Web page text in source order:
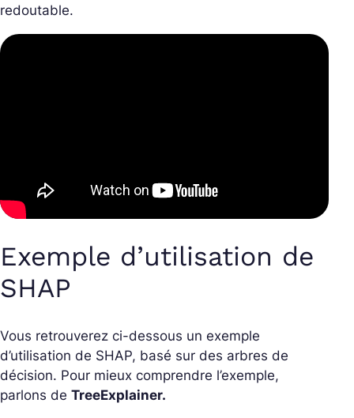
redoutable.
Exemple d’utilisation de
SHAP
Vous retrouverez ci-dessous un exemple
d’utilisation de SHAP, basé sur des arbres de
décision. Pour mieux comprendre l’exemple,
parlons de TreeExplainer.